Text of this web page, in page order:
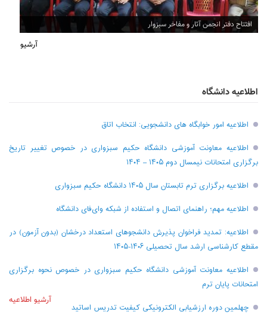
افتتاح دفتر انجمن آثار و مفاخر سبزوار
آرشیو
اطلاعیه دانشگاه
اطلاعیه امور خوابگاه های دانشجویی: انتخاب اتاق
اطلاعیه معاونت آموزشی دانشگاه حکیم سبزواری در خصوص تغییر تاریخ
برگزاری امتحانات نیمسال دوم ۱۴۰۵ – ۱۴۰۴
اطلاعیه برگزاری ترم تابستان سال ۱۴۰۵ دانشگاه حکیم سبزواری
اطلاعیه مهم؛ راهنمای اتصال و استفاده از شبکه وای‌فای دانشگاه
اطلاعیه: تمدید فراخوان پذیرش دانشجو‌های استعداد درخشان (بدون آزمون) در
مقطع کارشناسی ارشد سال تحصیلی ۱۴۰۶-۱۴۰۵
اطلاعیه معاونت آموزشی دانشگاه حکیم سبزواری در خصوص نحوه برگزاری
امتحانات پایان ترم
چهلمین دوره ارزشیابی الکترونیکی کیفیت تدریس اساتید
آرشیو اطلاعیه